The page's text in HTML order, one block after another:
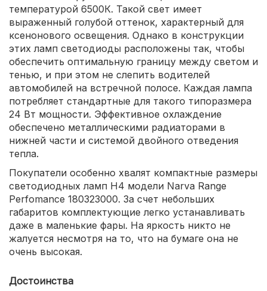
температурой 6500К. Такой свет имеет
выраженный голубой оттенок, характерный для
ксенонового освещения. Однако в конструкции
этих ламп светодиоды расположены так, чтобы
обеспечить оптимальную границу между светом и
тенью, и при этом не слепить водителей
автомобилей на встречной полосе. Каждая лампа
потребляет стандартные для такого типоразмера
24 Вт мощности. Эффективное охлаждение
обеспечено металлическими радиаторами в
нижней части и системой двойного отведения
тепла.
Покупатели особенно хвалят компактные размеры
светодиодных ламп H4 модели Narva Range
Perfomance 180323000. За счет небольших
габаритов комплектующие легко устанавливать
даже в маленькие фары. На яркость никто не
жалуется несмотря на то, что на бумаге она не
очень высокая.
Достоинства